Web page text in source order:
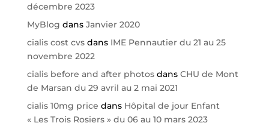
décembre 2023
MyBlog dans Janvier 2020
cialis cost cvsdans IME Pennautier du 21 au 25
novembre 2022
cialis before and after photosdans CHU de Mont
de Marsan du 29 avril au 2 mai 2021
cialis 10mg price dans Hôpital de jour Enfant
« Les Trois Rosiers » du 06 au 10 mars 2023